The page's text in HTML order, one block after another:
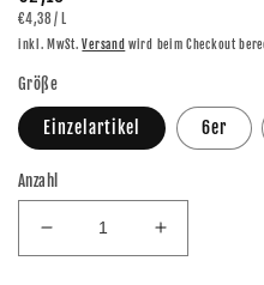
Preis
GRUNDPREIS
€4,38 / PRO
L
inkl. MwSt.Versand wird beim Checkout
Größe
Einzelartikel 6er
Anzahl
Verringere
die
Erhöhe
die